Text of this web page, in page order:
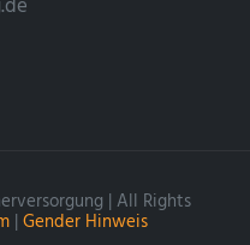
| All Rights
| Gender Hinweis